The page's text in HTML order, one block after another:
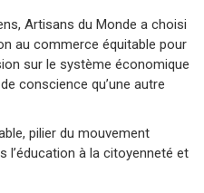
Artisans du Monde a choisi
au commerce équitable pour
sur le système économique
conscience qu’une autre
pilier du mouvement
l’éducation à la citoyenneté et